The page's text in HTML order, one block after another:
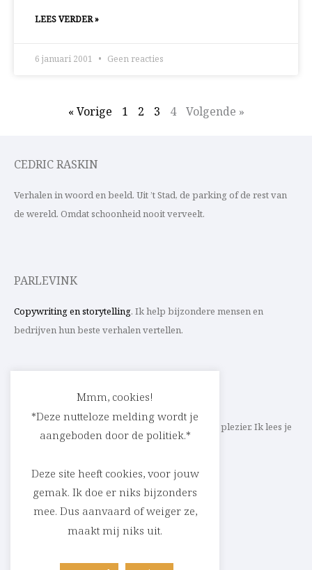
LEES VERDER »
6 januari 2001 Geen reacties
« Vorige 1 2 3 4 Volgende »
CEDRIC RASKIN
Verhalen in woord en beeld. Uit ’t Stad, de parking of de rest van
de wereld. Omdat schoonheid nooit verveelt.
PARLEVINK
Copywriting en storytelling. Ik help bijzondere mensen en
bedrijven hun beste verhalen vertellen.
Schrijf ik straks mee aan jouw verhaal? Met veel plezier. Ik lees je
heel graag op
cedric@parlevink.be
SOCIAL
Facebook
Instagram
Linkedin
Mmm, cookies!
*Deze nutteloze melding wordt je
aangeboden door de politiek.*
Deze site heeft cookies, voor jouw
gemak. Ik doe er niks bijzonders
mee. Dus aanvaard of weiger ze,
maakt mij niks uit.